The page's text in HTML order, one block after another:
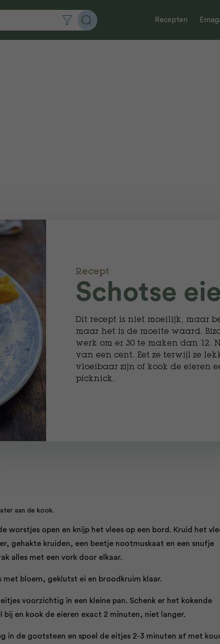
Recepten
Recept
Schotse
Dit recept is niet moeilijk, maar
maar het is de moeite waard.
werk om er 30 te maken dan 12.
van een cent. Eet ze terwijl ze
vloeibaar zijn of kook de eieren
picknick.
aan de kook.
worstjes open en knijp het vlees op een bord. Kruid het
gehakte kruiden, een beetje nootmuskaat en een snufje
alles met een vork door elkaar.
met bloem, geklutst ei en broodkruim klaar.
voorzichtig in een kleine pan. Schenk er het kokende
en kook de eieren exact 2 minuten, niet langer.
in de gootsteen en spoel de eitjes 2-3 minuten af met